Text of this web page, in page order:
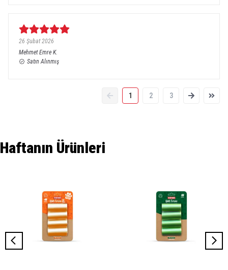
26 Şubat 2026
Mehmet Emre K.
Satın Alınmış
1 2 3
Haftanın Ürünleri